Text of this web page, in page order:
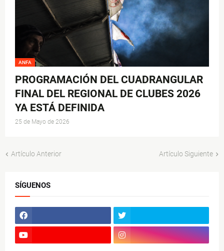
ANFA
PROGRAMACIÓN DEL CUADRANGULAR
FINAL DEL REGIONAL DE CLUBES 2026
YA ESTÁ DEFINIDA
25 de Mayo de 2026
Artículo Anterior Artículo Siguiente
SÍGUENOS